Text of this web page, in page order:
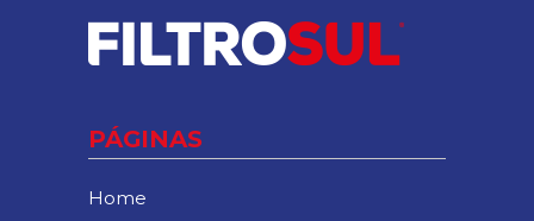
PÁGINAS
Home